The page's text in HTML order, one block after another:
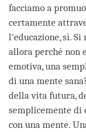
facciamo a
certamente
l'educazione, sì.
allora perché non
emotiva, una
di una mente
della vita futura,
semplicemente di
con una mente.